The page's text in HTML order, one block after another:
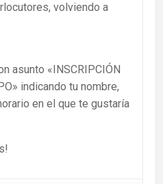
volviendo a
asunto «INSCRIPCIÓN
indicando tu nombre,
en el que te gustaría